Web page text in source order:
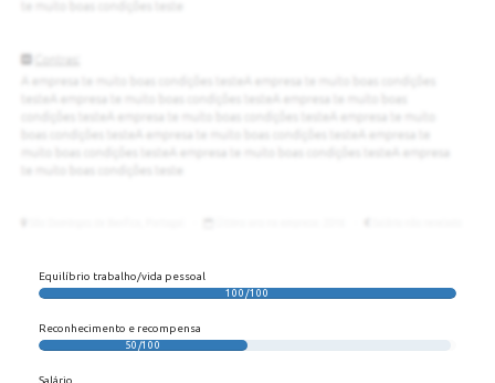
Equilíbrio trabalho/vida pessoal
100/100
Reconhecimento e recompensa
50/100
Salário